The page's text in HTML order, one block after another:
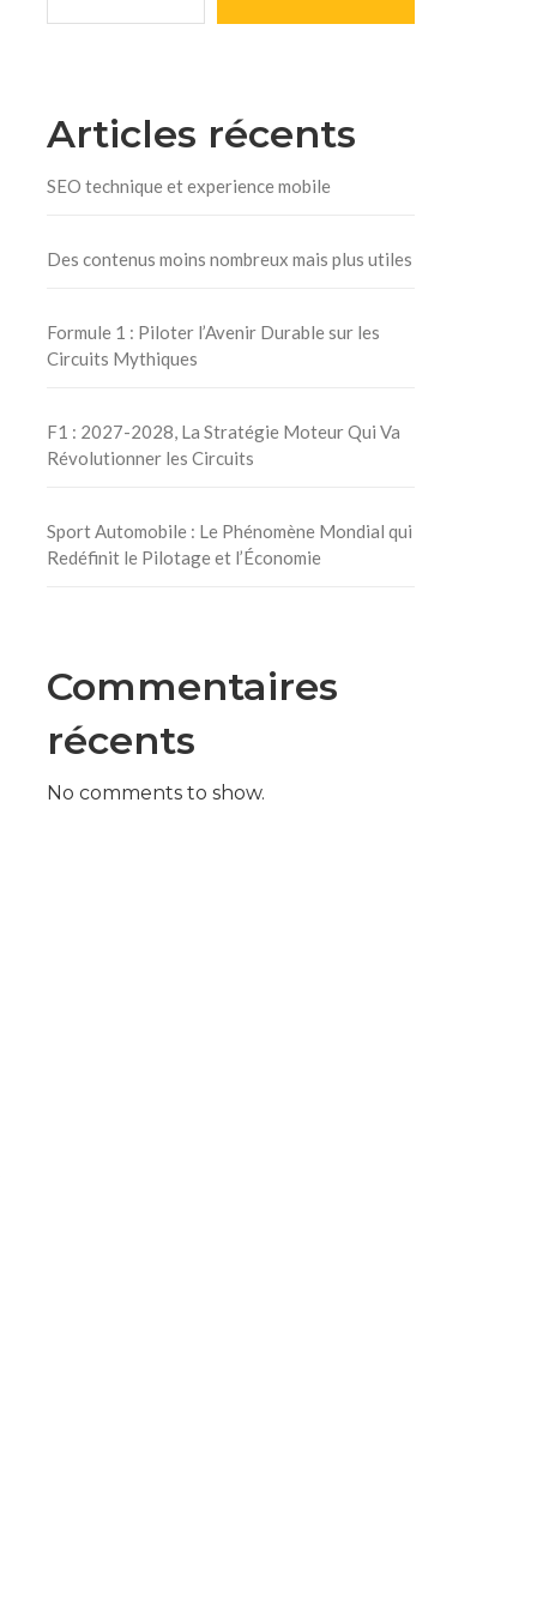
Articles récents
SEO technique et experience mobile
Des contenus moins nombreux mais plus utiles
Formule 1 : Piloter l’Avenir Durable sur les
Circuits Mythiques
F1 : 2027-2028, La Stratégie Moteur Qui Va
Révolutionner les Circuits
Sport Automobile : Le Phénomène Mondial qui
Redéfinit le Pilotage et l’Économie
Commentaires
récents
No comments to show.